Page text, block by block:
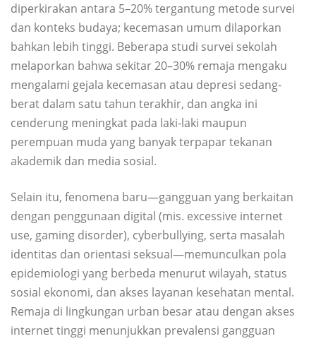
diperkirakan antara 5–20% tergantung metode survei
dan konteks budaya; kecemasan umum dilaporkan
bahkan lebih tinggi. Beberapa studi survei sekolah
melaporkan bahwa sekitar 20–30% remaja mengaku
mengalami gejala kecemasan atau depresi sedang-
berat dalam satu tahun terakhir, dan angka ini
cenderung meningkat pada laki-laki maupun
perempuan muda yang banyak terpapar tekanan
akademik dan media sosial.
Selain itu, fenomena baru—gangguan yang berkaitan
dengan penggunaan digital (mis. excessive internet
use, gaming disorder), cyberbullying, serta masalah
identitas dan orientasi seksual—memunculkan pola
epidemiologi yang berbeda menurut wilayah, status
sosial ekonomi, dan akses layanan kesehatan mental.
Remaja di lingkungan urban besar atau dengan akses
internet tinggi menunjukkan prevalensi gangguan